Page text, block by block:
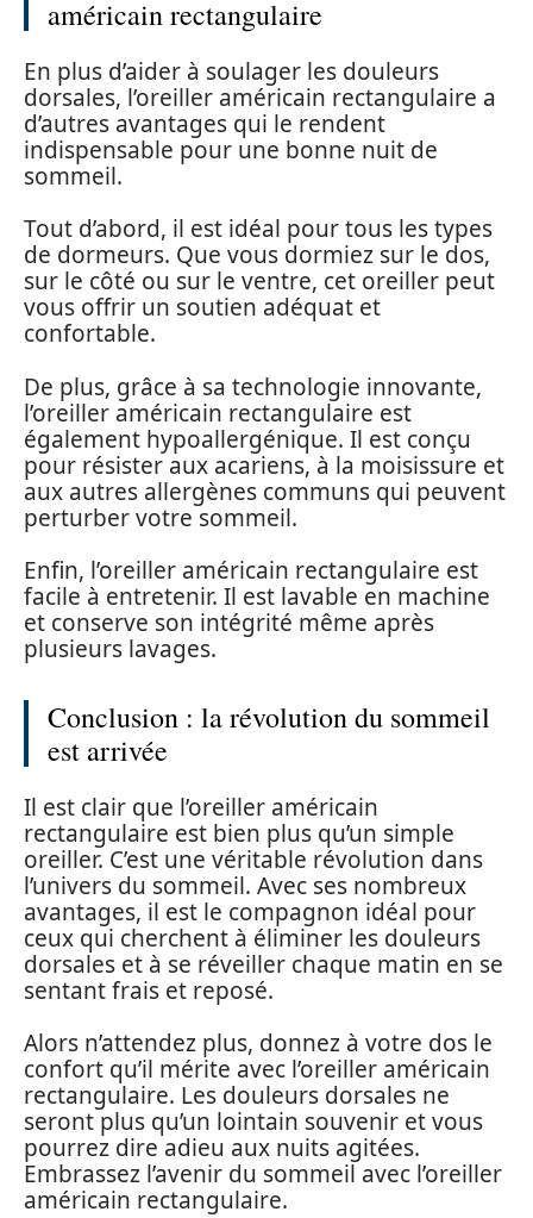
américain rectangulaire
En plus d’aider à soulager les douleurs
dorsales, l’oreiller américain rectangulaire a
d’autres avantages qui le rendent
indispensable pour une bonne nuit de
sommeil.
Tout d’abord, il est idéal pour tous les types
de dormeurs. Que vous dormiez sur le dos,
sur le côté ou sur le ventre, cet oreiller peut
vous offrir un soutien adéquat et
confortable.
De plus, grâce à sa technologie innovante,
l’oreiller américain rectangulaire est
également hypoallergénique. Il est conçu
pour résister aux acariens, à la moisissure et
aux autres allergènes communs qui peuvent
perturber votre sommeil.
Enfin, l’oreiller américain rectangulaire est
facile à entretenir. Il est lavable en machine
et conserve son intégrité même après
plusieurs lavages.
Conclusion : la révolution du sommeil
est arrivée
Il est clair que l’oreiller américain
rectangulaire est bien plus qu’un simple
oreiller. C’est une véritable révolution dans
l’univers du sommeil. Avec ses nombreux
avantages, il est le compagnon idéal pour
ceux qui cherchent à éliminer les douleurs
dorsales et à se réveiller chaque matin en se
sentant frais et reposé.
Alors n’attendez plus, donnez à votre dos le
confort qu’il mérite avec l’oreiller américain
rectangulaire. Les douleurs dorsales ne
seront plus qu’un lointain souvenir et vous
pourrez dire adieu aux nuits agitées.
Embrassez l’avenir du sommeil avec l’oreiller
américain rectangulaire.